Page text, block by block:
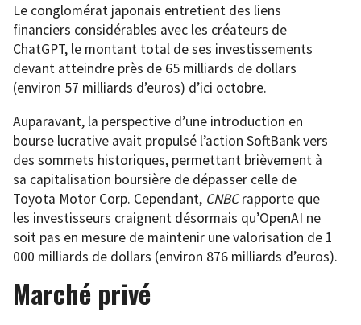
Le conglomérat japonais entretient des liens
financiers considérables avec les créateurs de
ChatGPT, le montant total de ses investissements
devant atteindre près de 65 milliards de dollars
(environ 57 milliards d’euros) d’ici octobre.
Auparavant, la perspective d’une introduction en
bourse lucrative avait propulsé l’action SoftBank vers
des sommets historiques, permettant brièvement à
sa capitalisation boursière de dépasser celle de
Toyota Motor Corp. Cependant, CNBCrapporte que
les investisseurs craignent désormais qu’OpenAI ne
soit pas en mesure de maintenir une valorisation de 1
000 milliards de dollars (environ 876 milliards d’euros).
Marché privé